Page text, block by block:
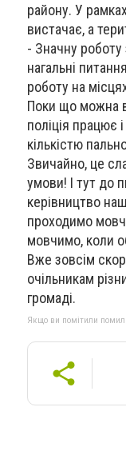
району. У
вистачає, а
- Значну роботу
нагальні
роботу на
Поки що можна
поліція працює
кількістю
Звичайно, це
умови! І тут до
керівництво
проходимо
мовчимо, коли
Вже зовсім
очільникам
громаді.
Якщо ви помітили